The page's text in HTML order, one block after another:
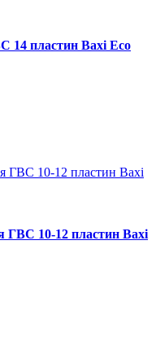
14 пластин Baxi Eco
ГВС 10-12 пластин Baxi